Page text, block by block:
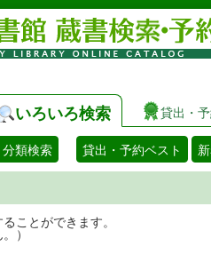
いろいろ検索 貸出・
分類検索 貸出・予約ベスト
を検索することがで
）